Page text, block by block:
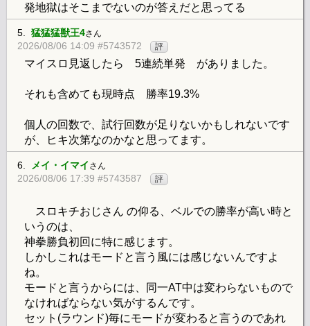
発地獄はそこまでないのが答えだと思ってる
5. 猛猛猛獣王4さん
2026/08/06 14:09 #5743572 評
マイスロ見返したら 5連続単発 がありました。
それも含めても現時点 勝率19.3%
個人の回数で、試行回数が足りないかもしれないです
が、ヒキ次第なのかなと思ってます。
6. メイ・イマイ さん
2026/08/06 17:39 #5743587 評
スロキチおじさん の仰る、ベルでの勝率が高い時と
いうのは、
神拳勝負初回に特に感じます。
しかしこれはモードと言う風には感じないんですよ
ね。
モードと言うからには、同一AT中は変わらないもので
なければならない気がするんです。
セット(ラウンド)毎にモードが変わると言うのであれ